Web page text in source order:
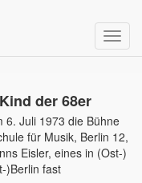
ein-/
der 68er
6. Juli 1973 die Bühne
für Musik, Berlin 12,
Eisler, eines in (Ost-)
)Berlin fast